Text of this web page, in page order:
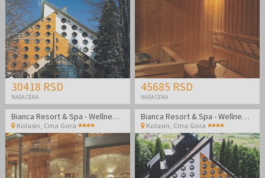
30418 RSD
NAŠA CENA
45685 RSD
NAŠA CENA
Bianca Resort & Spa - Wellness odmor udvoje u planinskoj oazi
Kolasin Crna Gora
Bianca Resort & Spa - Wellness odmor udvoje u planinskoj oazi
Kolasin Crna Gora